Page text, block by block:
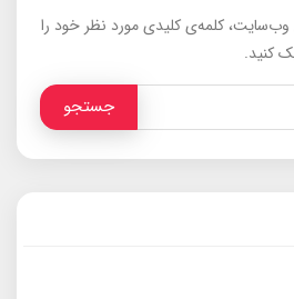
کلمه‌ی کلیدی مورد نظر خود را
کنید.
جستجو